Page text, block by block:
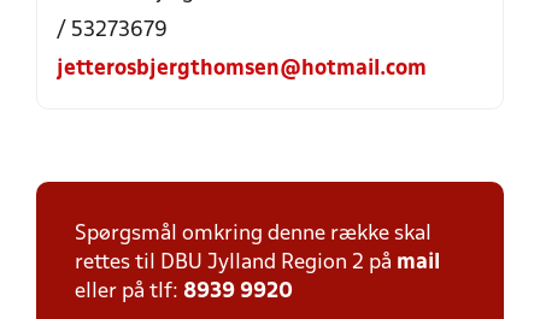
/ 53273679
jetterosbjergthomsen@hotmail.com
Spørgsmål omkring denne række skal
rettes til DBU Jylland Region 2 på mail
eller på tlf: 8939 9920